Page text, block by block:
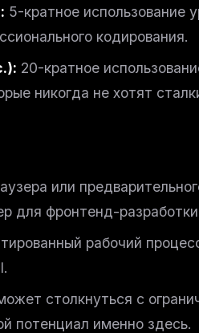
5-кратное использование
кодирования.
20-кратное
никогда не хотят
или
для фронтенд-
рабочий
столкнуться с
потенциал именно здесь.